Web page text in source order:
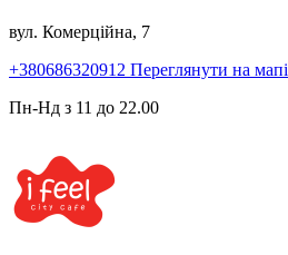
вул. Комерційна, 7
+380686320912 Переглянути на мапі
Пн-Нд з 11 до 22.00